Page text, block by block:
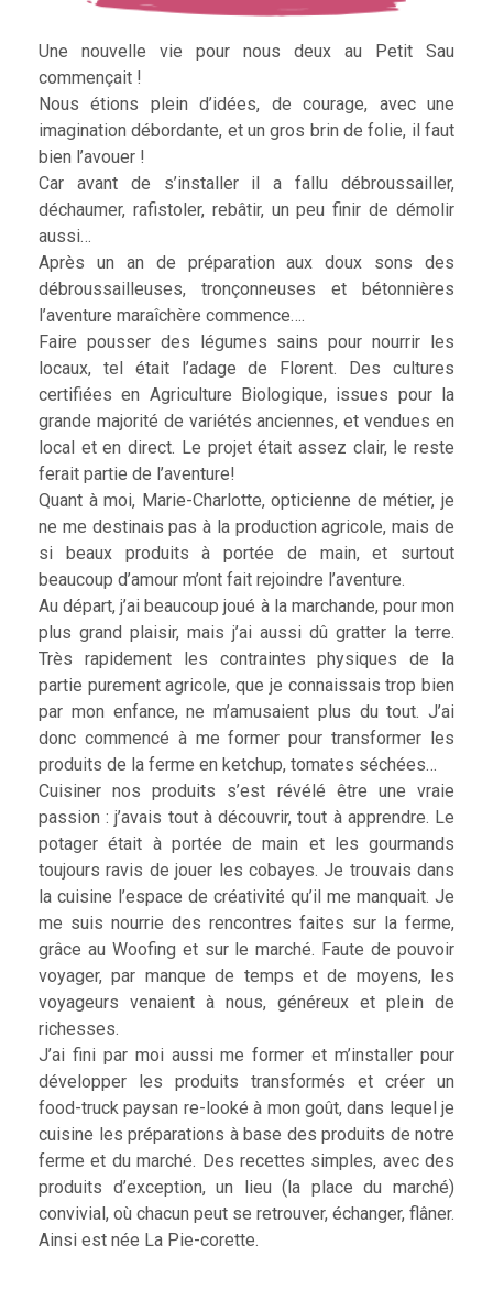
Une nouvelle vie pour nous deux au Petit Sau
commençait !
Nous étions plein d’idées, de courage, avec une
imagination débordante, et un gros brin de folie, il faut
bien l’avouer !
Car avant de s’installer il a fallu débroussailler,
déchaumer, rafistoler, rebâtir, un peu finir de démolir
aussi…
Après un an de préparation aux doux sons des
débroussailleuses, tronçonneuses et bétonnières
l’aventure maraîchère commence….
Faire pousser des légumes sains pour nourrir les
locaux, tel était l’adage de Florent. Des cultures
certifiées en Agriculture Biologique, issues pour la
grande majorité de variétés anciennes, et vendues en
local et en direct. Le projet était assez clair, le reste
ferait partie de l’aventure!
Quant à moi, Marie-Charlotte, opticienne de métier, je
ne me destinais pas à la production agricole, mais de
si beaux produits à portée de main, et surtout
beaucoup d’amour m’ont fait rejoindre l’aventure.
Au départ, j’ai beaucoup joué à la marchande, pour mon
plus grand plaisir, mais j’ai aussi dû gratter la terre.
Très rapidement les contraintes physiques de la
partie purement agricole, que je connaissais trop bien
par mon enfance, ne m’amusaient plus du tout. J’ai
donc commencé à me former pour transformer les
produits de la ferme en ketchup, tomates séchées…
Cuisiner nos produits s’est révélé être une vraie
passion : j’avais tout à découvrir, tout à apprendre. Le
potager était à portée de main et les gourmands
toujours ravis de jouer les cobayes. Je trouvais dans
la cuisine l’espace de créativité qu’il me manquait. Je
me suis nourrie des rencontres faites sur la ferme,
grâce au Woofing et sur le marché. Faute de pouvoir
voyager, par manque de temps et de moyens, les
voyageurs venaient à nous, généreux et plein de
richesses.
J’ai fini par moi aussi me former et m’installer pour
développer les produits transformés et créer un
food-truck paysan re-looké à mon goût, dans lequel je
cuisine les préparations à base des produits de notre
ferme et du marché. Des recettes simples, avec des
produits d’exception, un lieu (la place du marché)
convivial, où chacun peut se retrouver, échanger, flâner.
Ainsi est née La Pie-corette.